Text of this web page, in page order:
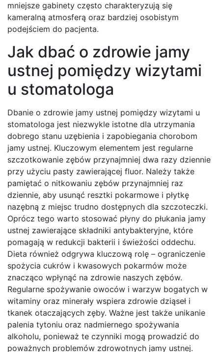
mniejsze gabinety często charakteryzują się
kameralną atmosferą oraz bardziej osobistym
podejściem do pacjenta.
Jak dbać o zdrowie jamy
ustnej pomiędzy wizytami
u stomatologa
Dbanie o zdrowie jamy ustnej pomiędzy wizytami u
stomatologa jest niezwykle istotne dla utrzymania
dobrego stanu uzębienia i zapobiegania chorobom
jamy ustnej. Kluczowym elementem jest regularne
szczotkowanie zębów przynajmniej dwa razy dziennie
przy użyciu pasty zawierającej fluor. Należy także
pamiętać o nitkowaniu zębów przynajmniej raz
dziennie, aby usunąć resztki pokarmowe i płytkę
nazębną z miejsc trudno dostępnych dla szczoteczki.
Oprócz tego warto stosować płyny do płukania jamy
ustnej zawierające składniki antybakteryjne, które
pomagają w redukcji bakterii i świeżości oddechu.
Dieta również odgrywa kluczową rolę – ograniczenie
spożycia cukrów i kwasowych pokarmów może
znacząco wpłynąć na zdrowie naszych zębów.
Regularne spożywanie owoców i warzyw bogatych w
witaminy oraz minerały wspiera zdrowie dziąseł i
tkanek otaczających zęby. Ważne jest także unikanie
palenia tytoniu oraz nadmiernego spożywania
alkoholu, ponieważ te czynniki mogą prowadzić do
poważnych problemów zdrowotnych jamy ustnej.